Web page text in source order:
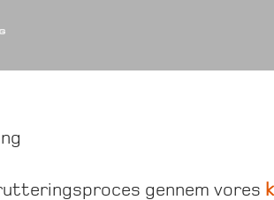
gennem vores